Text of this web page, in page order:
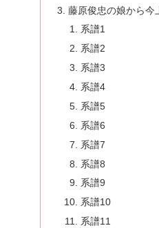
藤原俊忠の娘から今
系譜1
系譜2
系譜3
系譜4
系譜5
系譜6
系譜7
系譜8
系譜9
系譜10
系譜11